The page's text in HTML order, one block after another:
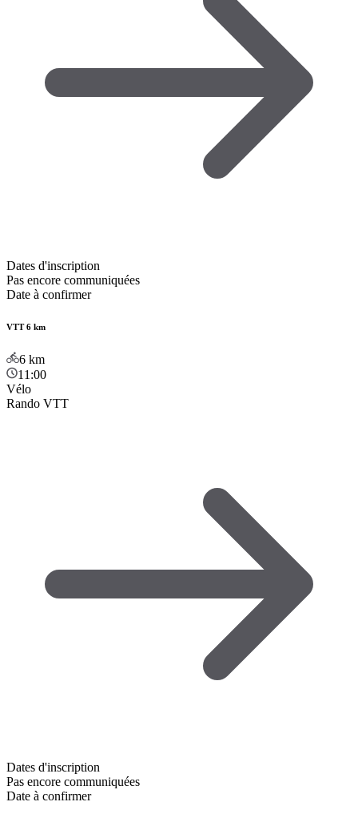
Dates d'inscription
Pas encore communiquées
Date à confirmer
VTT 6 km
6 km
11:00
Vélo
Rando VTT
Dates d'inscription
Pas encore communiquées
Date à confirmer